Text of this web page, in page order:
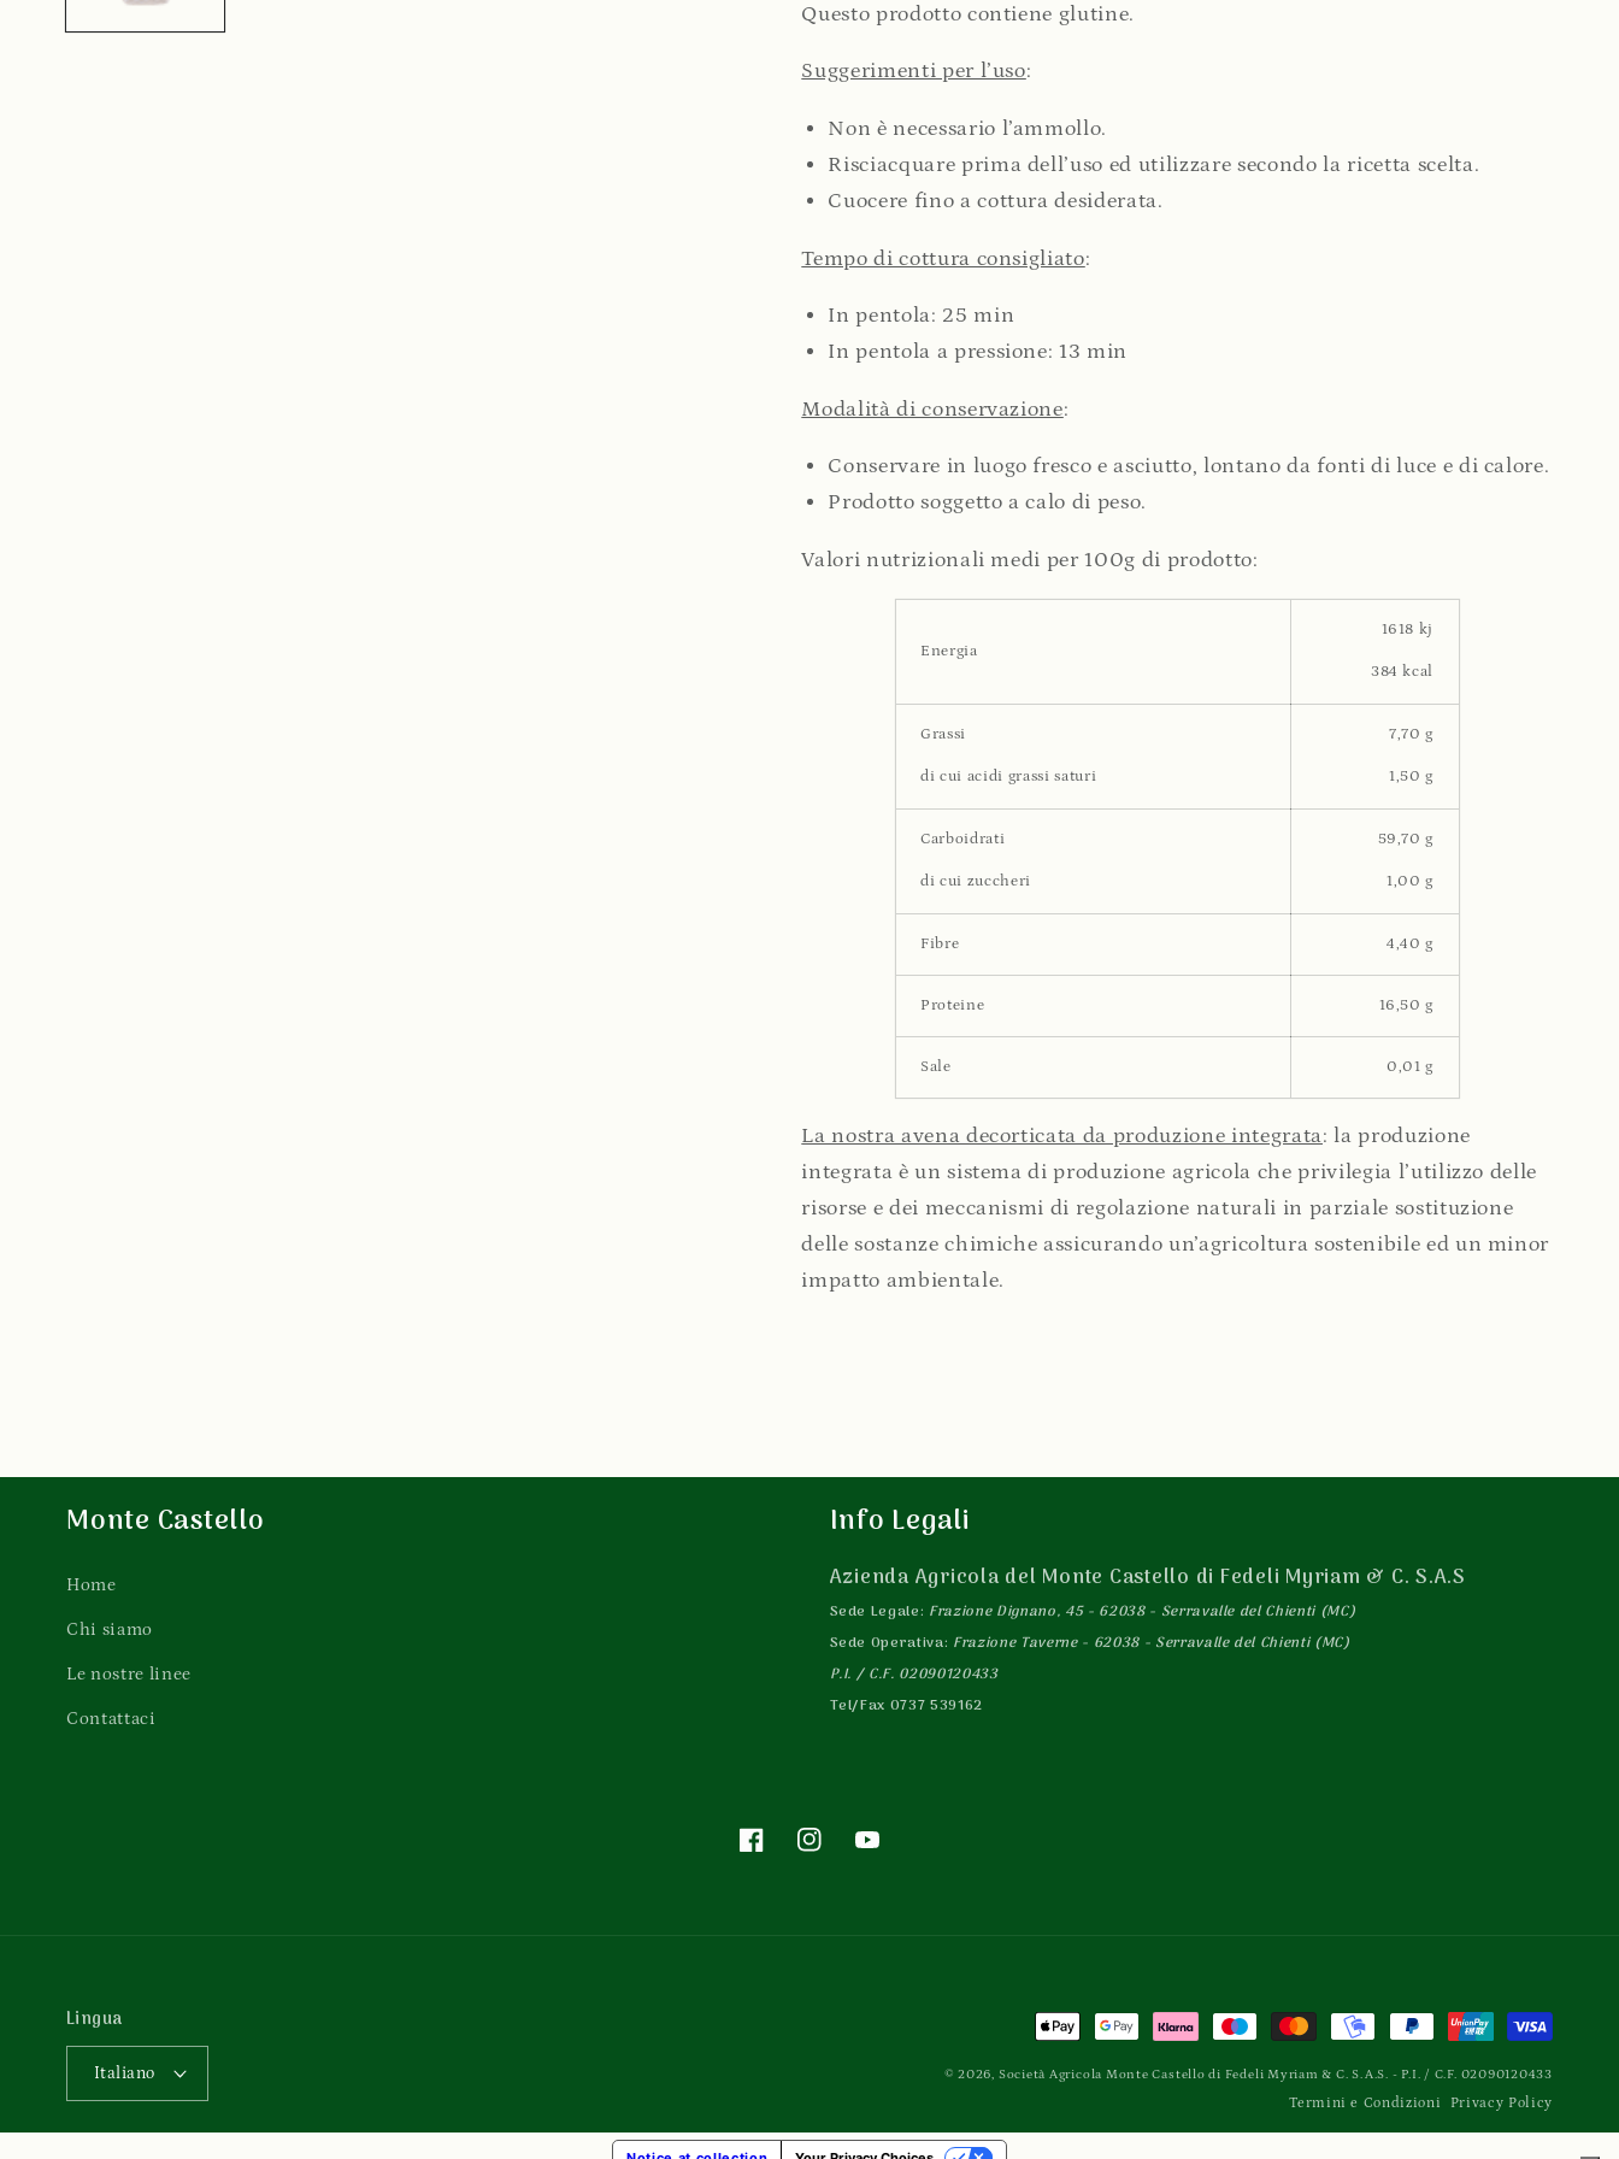
Questo prodotto contiene glutine.
Suggerimenti per l’uso:
Non è necessario l’ammollo.
Risciacquare prima dell’uso ed utilizzare secondo la ricetta scelta.
Cuocere fino a cottura desiderata.
Tempo di cottura consigliato:
In pentola: 25 min
In pentola a pressione: 13 min
Modalità di conservazione:
Conservare in luogo fresco e asciutto, lontano da fonti di luce e di calore.
Prodotto soggetto a calo di peso.
Valori nutrizionali medi per 100g di prodotto:
Energia
1618 kj
384 kcal
Grassi
di cui acidi grassi saturi
7,70 g
1,50 g
Carboidrati
di cui zuccheri
59,70 g
1,00 g
Fibre 4,40 g
Proteine 16,50 g
Sale 0,01 g
La nostra avena decorticata da produzione integrata: la produzione
integrata è un sistema di produzione agricola che privilegia l’utilizzo delle
risorse e dei meccanismi di regolazione naturali in parziale sostituzione
delle sostanze chimiche assicurando un’agricoltura sostenibile ed un minor
impatto ambientale.
Monte Castello
Home
Chi siamo
Le nostre linee
Contattaci
Info Legali
Azienda Agricola del Monte Castello di Fedeli Myriam & C. S.A.S
Sede Legale: Frazione Dignano, 45 - 62038 - Serravalle del Chienti (MC)
Sede Operativa: Frazione Taverne - 62038 - Serravalle del Chienti (MC)
P.I. / C.F. 02090120433
Tel/Fax 0737 539162
FacebookInstagramYouTube
Lingua
Italiano
Metodi
di
© 2026, Società Agricola Monte Castello di Fedeli Myriam & C. S.A.S. - P.I. / C.F. 02090120433
Termini e Condizioni Privacy Policy